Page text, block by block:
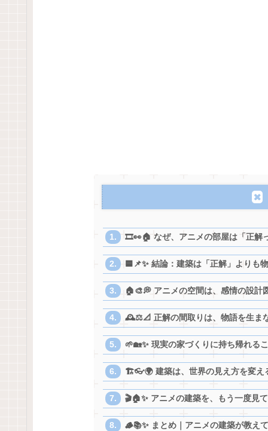
🎞️👀🏠 なぜ、アニメの部屋は「正解
🟦📌✨ 結論：建築は「正解」よりも
🏠🎨💭 アニメの空間は、感情の設計
🕰️⚖️📐 正解の間取りは、物語を生ま
🌱🏡✨ 現実の家づくりに持ち帰れる
🏗👓🌍 建築は、世界の見え方を変え
🎬🏠✨ アニメの建築を、もう一度見
🪵📚✨ まとめ｜アニメの建築が教え